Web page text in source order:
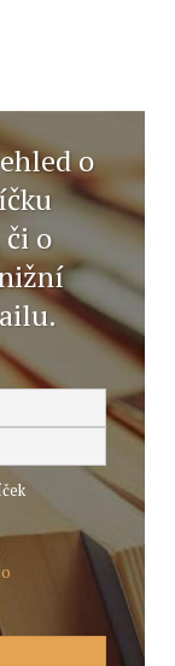
o
o